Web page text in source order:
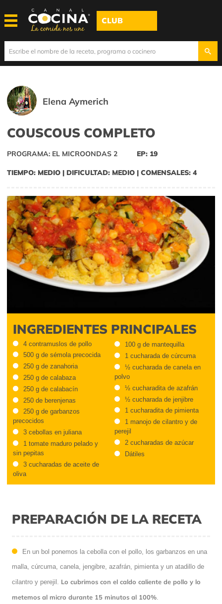
CLUB
Elena Aymerich
COUSCOUS COMPLETO
PROGRAMA: EL MICROONDAS 2 EP: 19
TIEMPO: MEDIO | DIFICULTAD: MEDIO | COMENSALES: 4
INGREDIENTES PRINCIPALES
4 contramuslos de pollo
500 g de sémola precocida
250 g de zanahoria
250 g de calabaza
250 g de calabacín
250 de berenjenas
250 g de garbanzos
precocidos
3 cebollas en juliana
1 tomate maduro pelado y
sin pepitas
3 cucharadas de aceite de
oliva
100 g de mantequilla
1 cucharada de cúrcuma
½ cucharada de canela en
polvo
½ cucharadita de azafrán
½ cucharada de jenjibre
1 cucharadita de pimienta
1 manojo de cilantro y de
perejil
2 cucharadas de azúcar
Dátiles
PREPARACIÓN DE LA RECETA
En un bol ponemos la cebolla con el pollo, los garbanzos en una
malla, cúrcuma, canela, jengibre, azafrán, pimienta y un atadillo de
cilantro y perejil. Lo cubrimos con el caldo caliente de pollo y lo
metemos al micro durante 15 minutos al 100%